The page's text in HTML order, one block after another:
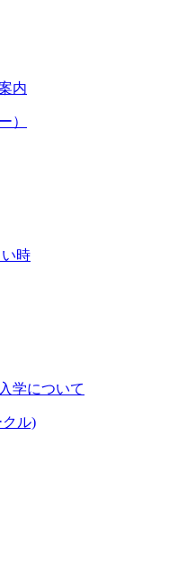
内
）
時
学について
ル)